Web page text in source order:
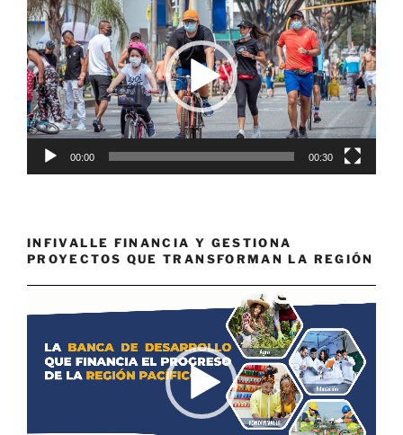
de
vídeo
00:00 00:30
INFIVALLE FINANCIA Y GESTIONA
PROYECTOS QUE TRANSFORMAN LA REGIÓN
de